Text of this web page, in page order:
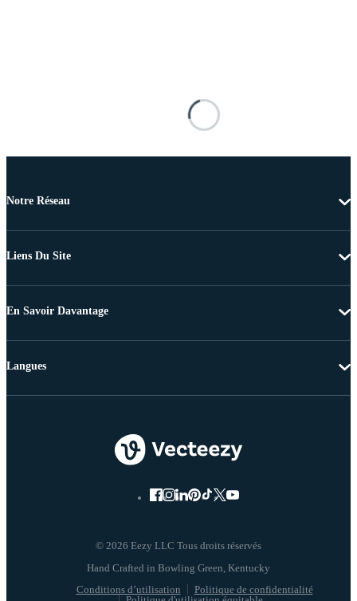
Notre Réseau
Liens Du Site
En Savoir Davantage
© 2026 Eezy LLC Tous droits réservés
Conditions d’utilisation
Politique de confidentialité
Langues